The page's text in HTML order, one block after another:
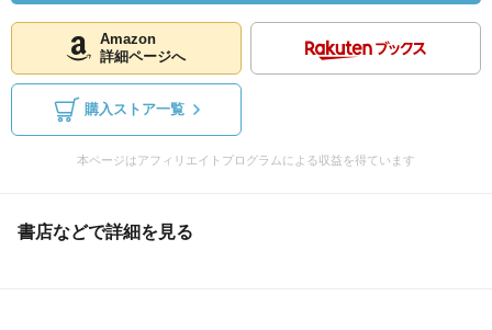
Amazon
詳細ページへ
購入ストア一覧
本ページはアフィリエイトプログラムによる収益を得ています
書店などで詳細を見る